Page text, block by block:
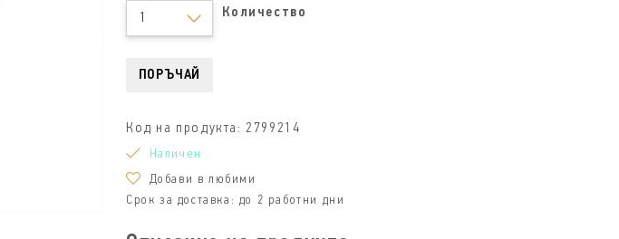
1 Количество
ПОРЪЧАЙ
Код на продукта: 2799214
Наличен
Добави в любими
Срок за доставка: до 2 работни дни